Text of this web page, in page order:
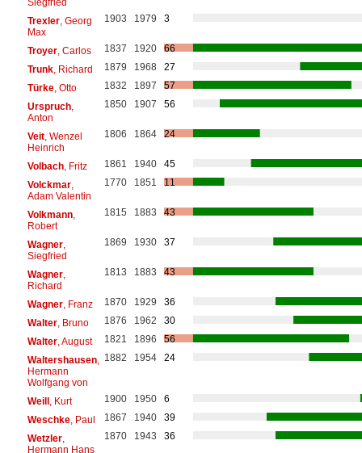
Trexler, Georg
Max
1903 1979 3
Troyer, Carlos 1837 1920
66
Trunk, Richard 1879 1968
27
Türke, Otto 1832 1897
57
Urspruch,
Anton
1850 1907 56
Veit, Wenzel
Heinrich
1806 1864 24
Volbach, Fritz 1861 1940
45
Volckmar,
Adam Valentin
1770 1851 11
Volkmann,
Robert
1815 1883 43
Wagner,
Siegfried
1869 1930 37
Wagner,
Richard
1813 1883 43
Wagner, Franz 1870 1929
36
Walter, Bruno 1876 1962
30
Walter, August 1821 1896
56
Waltershausen,
Hermann
Wolfgang von
1882 1954 24
Weill, Kurt 1900 1950
6
Weschke, Paul 1867 1940
39
Wetzler,
Hermann Hans
1870 1943 36